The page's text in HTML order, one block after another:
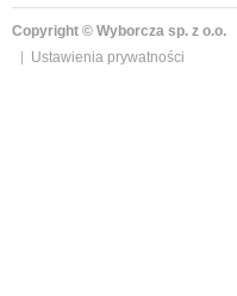
Copyright © Wyborcza sp. z o.o.
Ustawienia prywatności